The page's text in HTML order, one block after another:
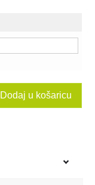
Dodaj u košaricu